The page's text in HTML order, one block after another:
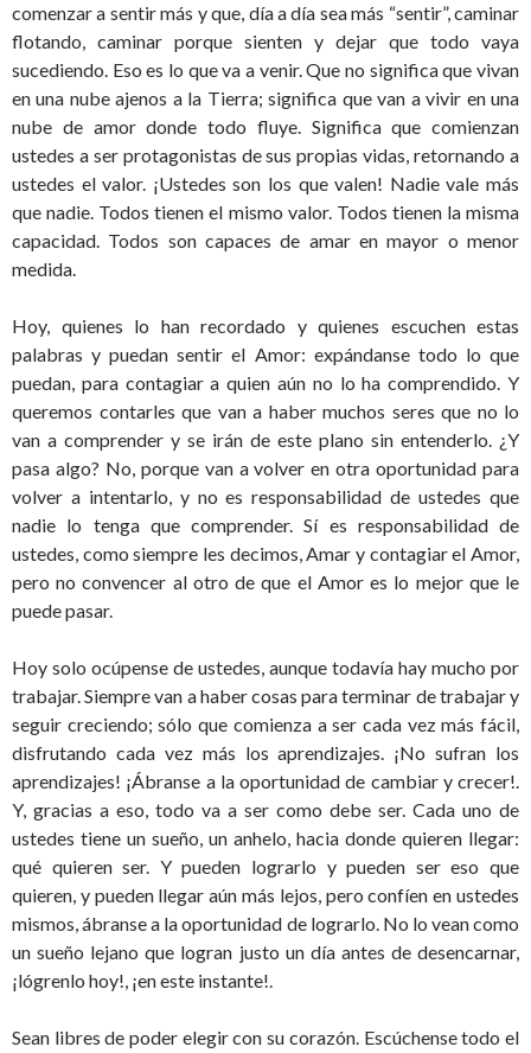
comenzar a sentir más y que, día a día sea más “sentir”, caminar
flotando, caminar porque sienten y dejar que todo vaya
sucediendo. Eso es lo que va a venir. Que no significa que vivan
en una nube ajenos a la Tierra; significa que van a vivir en una
nube de amor donde todo fluye. Significa que comienzan
ustedes a ser protagonistas de sus propias vidas, retornando a
ustedes el valor. ¡Ustedes son los que valen! Nadie vale más
que nadie. Todos tienen el mismo valor. Todos tienen la misma
capacidad. Todos son capaces de amar en mayor o menor
medida.
Hoy, quienes lo han recordado y quienes escuchen estas
palabras y puedan sentir el Amor: expándanse todo lo que
puedan, para contagiar a quien aún no lo ha comprendido. Y
queremos contarles que van a haber muchos seres que no lo
van a comprender y se irán de este plano sin entenderlo. ¿Y
pasa algo? No, porque van a volver en otra oportunidad para
volver a intentarlo, y no es responsabilidad de ustedes que
nadie lo tenga que comprender. Sí es responsabilidad de
ustedes, como siempre les decimos, Amar y contagiar el Amor,
pero no convencer al otro de que el Amor es lo mejor que le
puede pasar.
Hoy solo ocúpense de ustedes, aunque todavía hay mucho por
trabajar. Siempre van a haber cosas para terminar de trabajar y
seguir creciendo; sólo que comienza a ser cada vez más fácil,
disfrutando cada vez más los aprendizajes. ¡No sufran los
aprendizajes! ¡Ábranse a la oportunidad de cambiar y crecer!.
Y, gracias a eso, todo va a ser como debe ser. Cada uno de
ustedes tiene un sueño, un anhelo, hacia donde quieren llegar:
qué quieren ser. Y pueden lograrlo y pueden ser eso que
quieren, y pueden llegar aún más lejos, pero confíen en ustedes
mismos, ábranse a la oportunidad de lograrlo. No lo vean como
un sueño lejano que logran justo un día antes de desencarnar,
¡lógrenlo hoy!, ¡en este instante!.
Sean libres de poder elegir con su corazón. Escúchense todo el